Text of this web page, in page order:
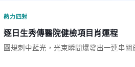
熱力四射
逐日生秀傳醫院健檢項目肖運程
圓規刺中藍光，光束瞬間爆發出一連串關